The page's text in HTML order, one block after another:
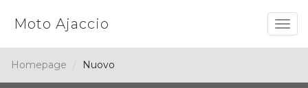
Moto Ajaccio
Homepage Nuovo